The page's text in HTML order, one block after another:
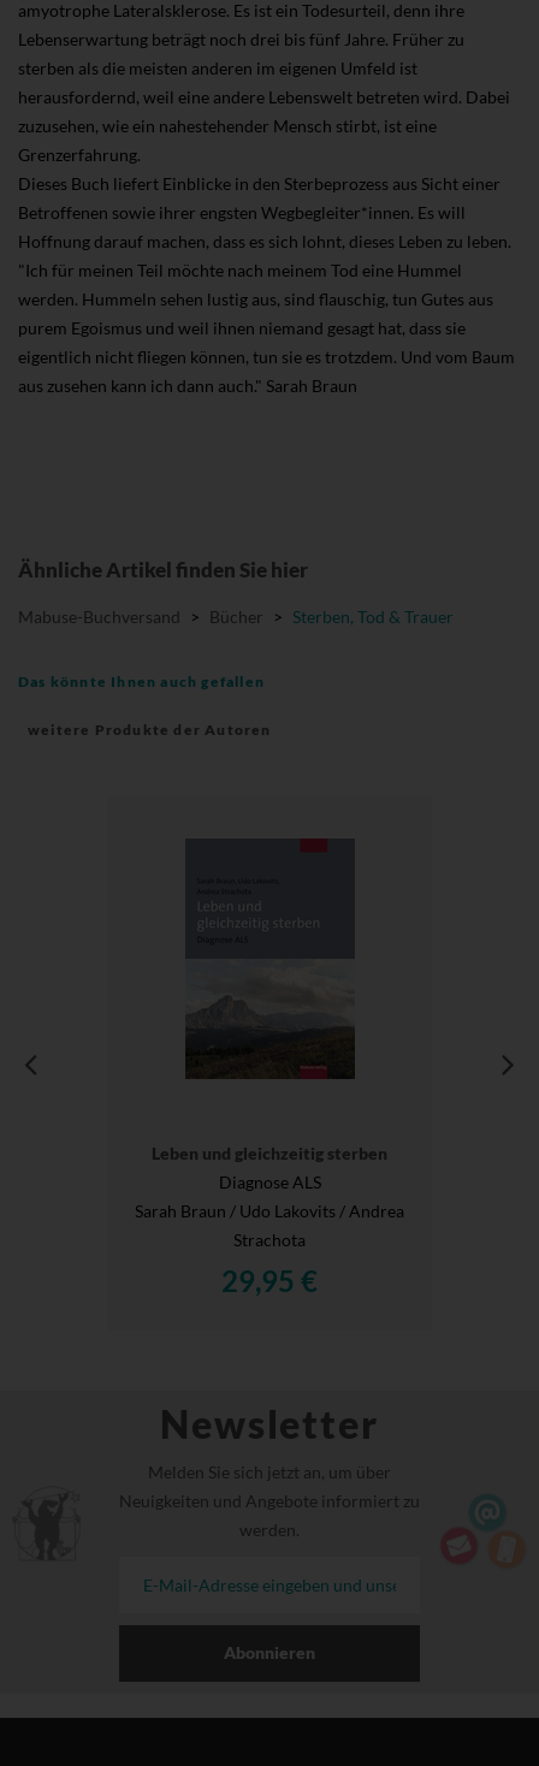
amyotrophe Lateralsklerose. Es ist ein Todesurteil, denn ihre
Lebenserwartung beträgt noch drei bis fünf Jahre. Früher zu
sterben als die meisten anderen im eigenen Umfeld ist
herausfordernd, weil eine andere Lebenswelt betreten wird. Dabei
zuzusehen, wie ein nahestehender Mensch stirbt, ist eine
Grenzerfahrung.
Dieses Buch liefert Einblicke in den Sterbeprozess aus Sicht einer
Betroffenen sowie ihrer engsten Wegbegleiter*innen. Es will
Hoffnung darauf machen, dass es sich lohnt, dieses Leben zu leben.
"Ich für meinen Teil möchte nach meinem Tod eine Hummel
werden. Hummeln sehen lustig aus, sind flauschig, tun Gutes aus
purem Egoismus und weil ihnen niemand gesagt hat, dass sie
eigentlich nicht fliegen können, tun sie es trotzdem. Und vom Baum
aus zusehen kann ich dann auch." Sarah Braun
Ähnliche Artikel finden Sie hier
Mabuse-Buchversand > Bücher > Sterben, Tod & Trauer
Das könnte Ihnen auch gefallen
weitere Produkte der Autoren
Leben und gleichzeitig sterben
Diagnose ALS
Sarah Braun / Udo Lakovits / Andrea
Strachota
29,95 €
Newsletter
Melden Sie sich jetzt an, um über
Neuigkeiten und Angebote informiert zu
werden.
Abonnieren